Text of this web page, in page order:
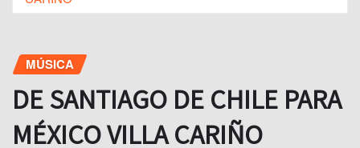
MÚSICA
DE SANTIAGO DE CHILE PARA
MÉXICO VILLA CARIÑO